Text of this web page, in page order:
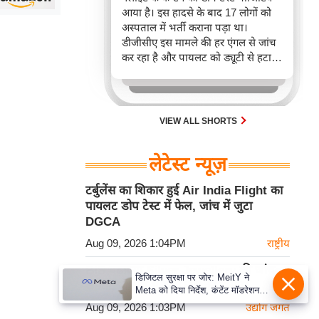
आया है। इस हादसे के बाद 17 लोगों को
अस्पताल में भर्ती कराना पड़ा था।
डीजीसीए इस मामले की हर एंगल से जांच
कर रहा है और पायलट को ड्यूटी से हटा
VIEW ALL SHORTS
लेटेस्ट न्यूज़
टर्बुलेंस का शिकार हुई Air India Flight का
पायलट डोप टेस्ट में फेल, जांच में जुटा
DGCA
Aug 09, 2026 1:04PM राष्ट्रीय
BIS बढ़ाएगा Silver Jewellery की जांच
क्षमता, दो वर्षों में होगा लैब का विस्तार
Aug 09, 2026 1:03PM उद्योग जगत
डिजिटल सुरक्षा पर जोर: MeitY ने
Meta को दिया निर्देश, कंटेंट मॉडरेशन
मजबूत करे